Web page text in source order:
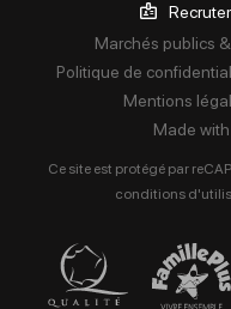
Marchés publics
Politique de
Mentions
Made with
Ce site est protégé par
conditions